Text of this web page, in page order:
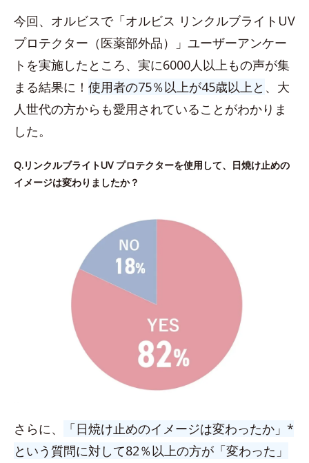
今回、オルビスで「オルビス リンクルブライトUV
プロテクター（医薬部外品）」ユーザーアンケー
トを実施したところ、実に6000人以上もの声が集
まる結果に！ 使用者の75％以上が45歳以上と 、大
人世代の方からも愛用されていることがわかりま
した。
Q.リンクルブライトUV プロテクターを使用して、日焼け止めの
イメージは変わりましたか？
さらに、
「日焼け止めのイメージは変わったか」*
という質問に対して82％以上の方が「変わった」